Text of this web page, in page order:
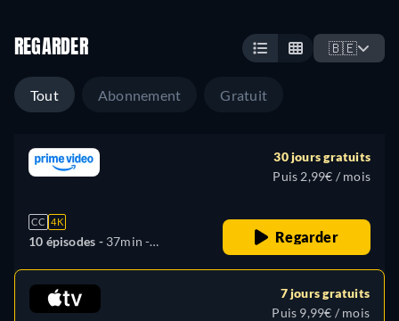
REGARDER 🇧🇪
Tout Abonnement Gratuit
CC 4K
10 épisodes - 37min -
Espagnol, Italien, Japonais,
Polonais, Portugais, Turc
30 jours gratuits
Puis 2,99€ / mois
Regarder
7 jours gratuits
Puis 9,99€ / mois